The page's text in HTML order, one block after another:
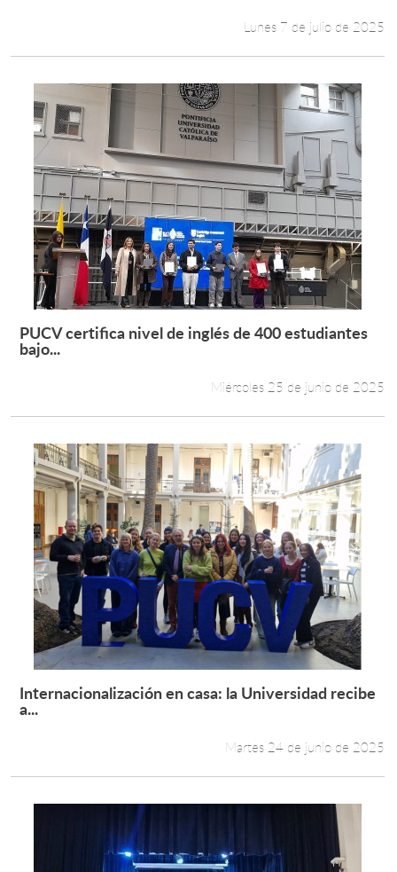
Lunes 7 de julio de 2025
Leer más +
PUCV certifica nivel de inglés de 400 estudiantes
bajo...
Miércoles 25 de junio de 2025
Leer más +
Internacionalización en casa: la Universidad recibe
a...
Martes 24 de junio de 2025